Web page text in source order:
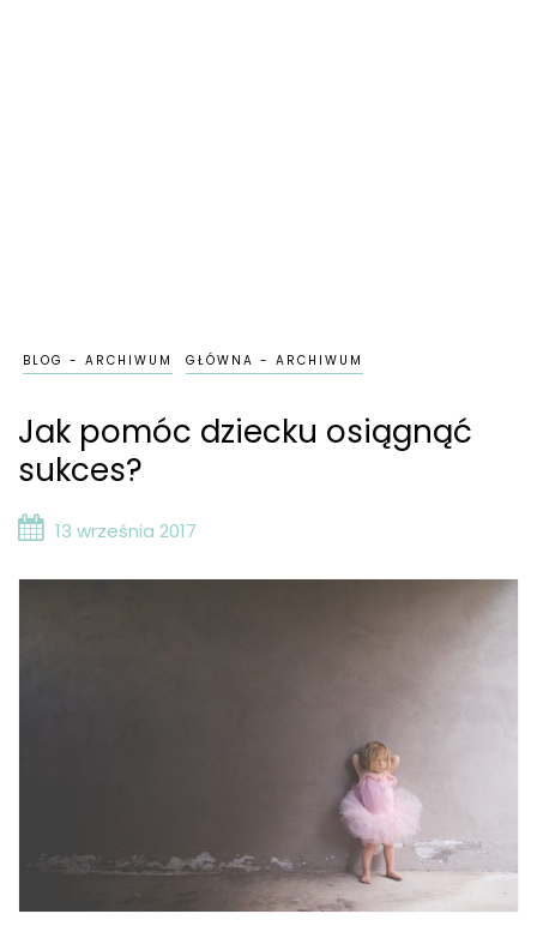
BLOG - ARCHIWUM GŁÓWNA - ARCHIWUM
Jak pomóc dziecku osiągnąć
sukces?
13 września 2017